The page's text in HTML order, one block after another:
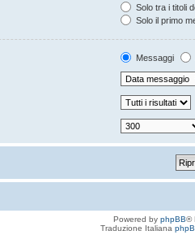
Solo tra i titoli
Solo il primo
Messaggi
Powered by phpBB®
Traduzione Italiana